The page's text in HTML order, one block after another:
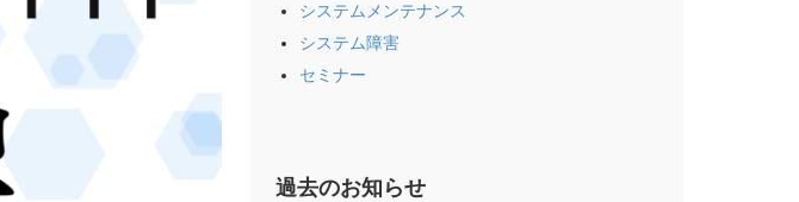
システムメンテナンス
システム障害
セミナー
過去のお知らせ